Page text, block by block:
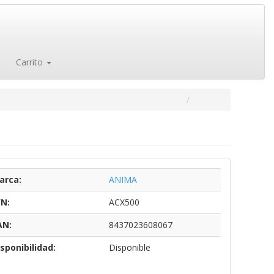
Carrito
ANIMA
ACX500
8437023608067
Disponible